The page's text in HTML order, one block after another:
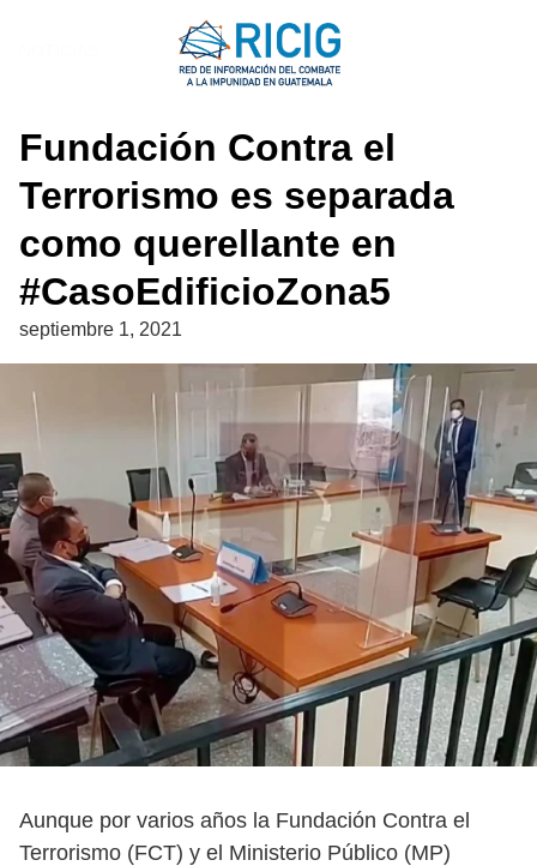
Fundación Contra el
Terrorismo es separada
como querellante en
#CasoEdificioZona5
septiembre 1, 2021
Aunque por varios años la Fundación Contra el
Terrorismo (FCT) y el Ministerio Público (MP)